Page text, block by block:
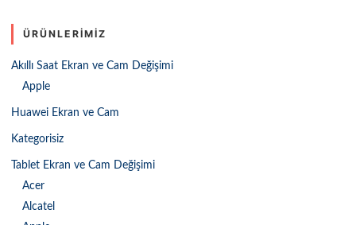
ÜRÜNLERIMIZ
Akıllı Saat Ekran ve Cam Değişimi
Apple
Huawei Ekran ve Cam
Kategorisiz
Tablet Ekran ve Cam Değişimi
Acer
Alcatel